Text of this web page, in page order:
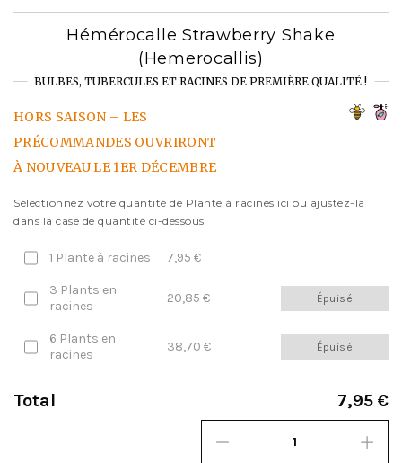
Hémérocalle Strawberry Shake
(Hemerocallis)
BULBES, TUBERCULES ET RACINES DE PREMIÈRE QUALITÉ !
HORS SAISON – LES
PRÉCOMMANDES OUVRIRONT
À NOUVEAU LE 1ER DÉCEMBRE
Sélectionnez votre quantité de Plante à racines ici ou ajustez-la
dans la case de quantité ci-dessous
1 Plante à racines 7,95 €
3 Plants en
racines
20,85 € Épuisé
6 Plants en
racines
38,70 € Épuisé
Total 7,95 €